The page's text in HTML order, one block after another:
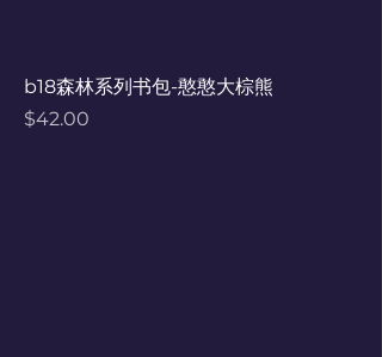
b18森林系列书包-憨憨大棕熊
Price
$42.00